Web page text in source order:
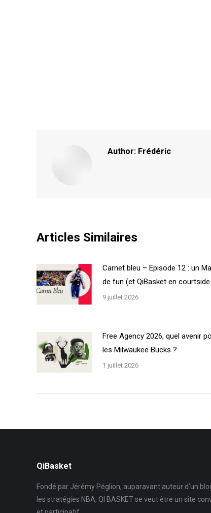
Author: Frédéric
Articles Similaires
Carnet bleu – Episode 12 : un
de fun (et QiBasket en courtside
9 juillet 2026
Free Agency 2026, quel avenir
les Milwaukee Bucks ?
1 juillet 2026
QiBasket
Fondé par Jérémy Péglion, auparavant auteur d’un
les stratégies NBA, QI BASKET se veut être un site